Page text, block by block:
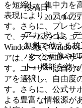
を短縮し、集中力を
表現により、アイデ
す。さらに、プレゼ
で、チームのコミュ
Windows版や
アは、多くのユーザ
す。ユーザーは自分
アを選択し、自由度
す。さらに、公式サ
よる豊富な情報源が
投稿日
2024/04/25
アカポンは、
無料で使える
バーと画像や
ト』機能を使
ス）...